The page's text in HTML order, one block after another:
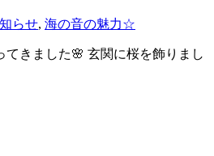
らせ, 海の音の魅力☆
きました🌸 玄関に桜を飾りまし